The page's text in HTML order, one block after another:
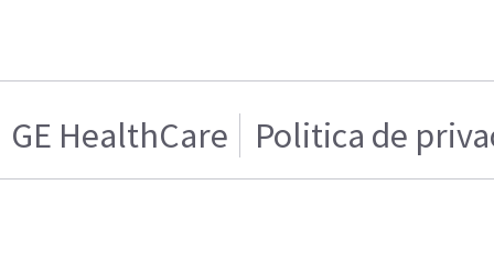
GE HealthCare Politica de